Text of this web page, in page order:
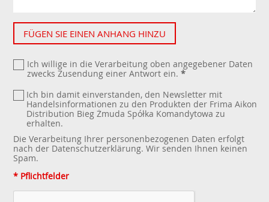
FÜGEN SIE EINEN ANHANG HINZU
Ich willige in die Verarbeitung oben angegebener Daten
zwecks Zusendung einer Antwort ein. *
Ich bin damit einverstanden, den Newsletter mit
Handelsinformationen zu den Produkten der Frima Aikon
Distribution Bieg Żmuda Spółka Komandytowa zu
erhalten.
Die Verarbeitung Ihrer personenbezogenen Daten erfolgt
nach der Datenschutzerklärung. Wir senden Ihnen keinen
Spam.
* Pflichtfelder